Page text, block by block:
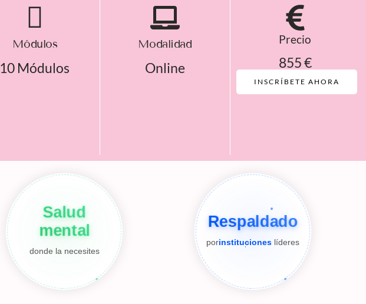
Módulos
10 Módulos
Modalidad
Online
Precio
855 €
INSCRÍBETE AHORA
Salud
mental
donde la necesites
Respaldado
porinstituciones líderes